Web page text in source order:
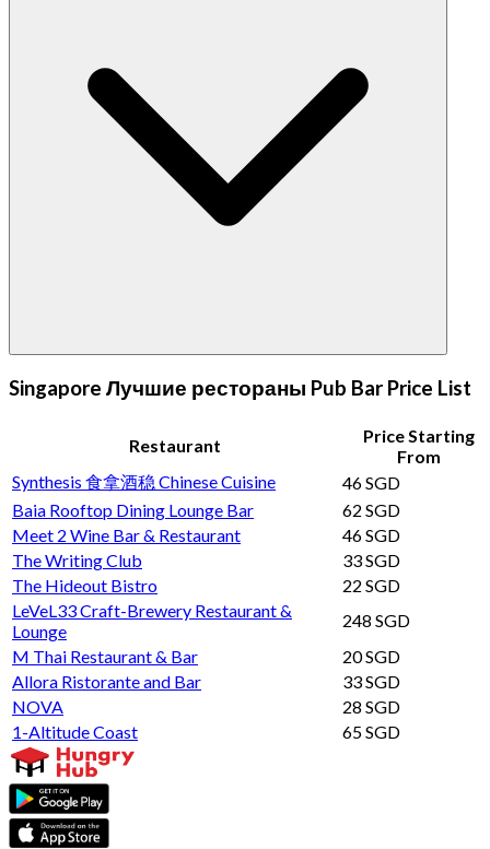
Singapore Лучшие рестораны Pub Bar Price List
Restaurant
Price Starting
From
Synthesis 食拿酒稳 Chinese Cuisine
46 SGD
Baia Rooftop Dining Lounge Bar
62 SGD
Meet 2 Wine Bar & Restaurant
46 SGD
The Writing Club
33 SGD
The Hideout Bistro
22 SGD
LeVeL33 Craft-Brewery Restaurant &
Lounge
248 SGD
M Thai Restaurant & Bar
20 SGD
Allora Ristorante and Bar
33 SGD
NOVA
28 SGD
1-Altitude Coast
65 SGD